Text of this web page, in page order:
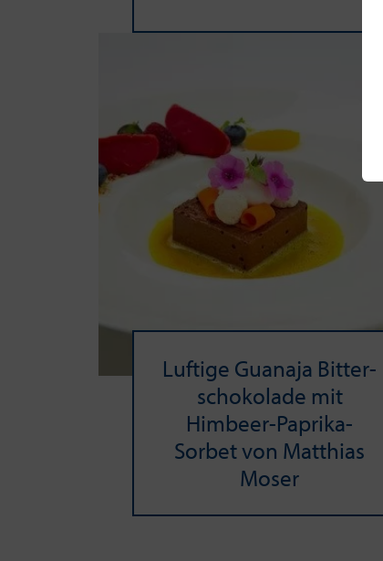
Luf­ti­ge Gua­naja Bit­ter­
scho­ko­la­de mit
Himbeer-​Paprika-
Sorbet von Mat­thi­as
Moser